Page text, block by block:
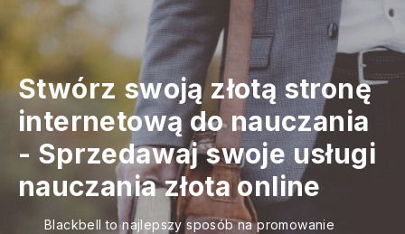
Stwórz swoją złotą stronę
internetową do nauczania
- Sprzedawaj swoje usługi
nauczania złota online
Blackbell to najlepszy sposób na promowanie